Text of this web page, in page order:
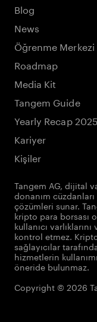
Blog
News
Öğrenme Merkezi
Roadmap
Media Kit
Tangem Guide
Yearly Recap 2025
Kariyer
Kişiler
Tangem AG, dijital
donanım cüzdanları
çözümleri sunar.
kripto para borsası
kullanıcı
kontrol etmez.
sağlayıcılar
hizmetlerin
öneride bulunmaz.